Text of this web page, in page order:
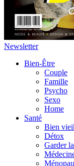
Newsletter
Bien-Être
Couple
Famille
Psycho
Sexo
Home
Santé
Bien
Détox
Garder